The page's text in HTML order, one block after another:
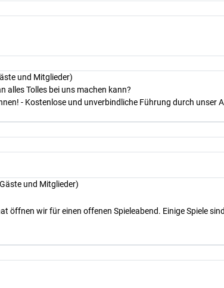
und Mitglieder)
alles Tolles bei uns machen kann?
- Kostenlose und unverbindliche Führung durch unser
und Mitglieder)
öffnen wir für einen offenen Spieleabend. Einige Spiele